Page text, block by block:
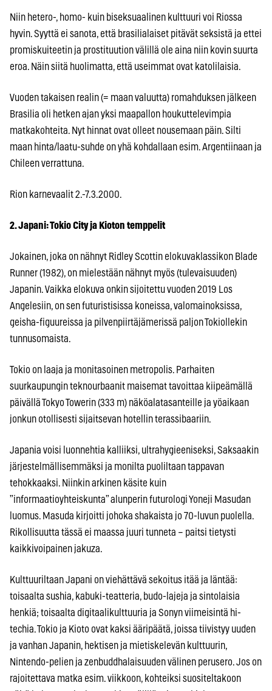
Niin hetero-, homo- kuin biseksuaalinen kulttuuri voi Riossa
hyvin. Syyttä ei sanota, että brasilialaiset pitävät seksistä ja ettei
promiskuiteetin ja prostituution välillä ole aina niin kovin suurta
eroa. Näin siitä huolimatta, että useimmat ovat katolilaisia.
Vuoden takaisen realin (= maan valuutta) romahduksen jälkeen
Brasilia oli hetken ajan yksi maapallon houkuttelevimpia
matkakohteita. Nyt hinnat ovat olleet nousemaan päin. Silti
maan hinta/laatu-suhde on yhä kohdallaan esim. Argentiinaan ja
Chileen verrattuna.
Rion karnevaalit 2.-7.3.2000.
2. Japani: Tokio City ja Kioton temppelit
Jokainen, joka on nähnyt Ridley Scottin elokuvaklassikon Blade
Runner (1982), on mielestään nähnyt myös (tulevaisuuden)
Japanin. Vaikka elokuva onkin sijoitettu vuoden 2019 Los
Angelesiin, on sen futuristisissa koneissa, valomainoksissa,
geisha-figuureissa ja pilvenpiirtäjämerissä paljon Tokiollekin
tunnusomaista.
Tokio on laaja ja monitasoinen metropolis. Parhaiten
suurkaupungin teknourbaanit maisemat tavoittaa kiipeämällä
päivällä Tokyo Towerin (333 m) näköalatasanteille ja yöaikaan
jonkun otollisesti sijaitsevan hotellin terassibaariin.
Japania voisi luonnehtia kalliiksi, ultrahygieeniseksi, Saksaakin
järjestelmällisemmäksi ja monilta puoliltaan tappavan
tehokkaaksi. Niinkin arkinen käsite kuin
”informaatioyhteiskunta” alunperin futurologi Yoneji Masudan
luomus. Masuda kirjoitti johoka shakaista jo 70-luvun puolella.
Rikollisuutta tässä ei maassa juuri tunneta – paitsi tietysti
kaikkivoipainen jakuza.
Kulttuuriltaan Japani on viehättävä sekoitus itää ja läntää:
toisaalta sushia, kabuki-teatteria, budo-lajeja ja sintolaisia
henkiä; toisaalta digitaalikulttuuria ja Sonyn viimeisintä hi-
techia. Tokio ja Kioto ovat kaksi ääripäätä, joissa tiivistyy uuden
ja vanhan Japanin, hektisen ja mietiskelevän kulttuurin,
Nintendo-pelien ja zenbuddhalaisuuden välinen perusero. Jos on
rajoitettava matka esim. viikkoon, kohteiksi suositeltakoon